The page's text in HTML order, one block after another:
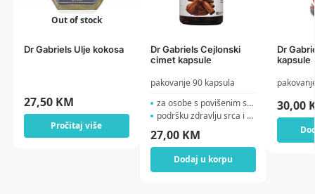
Out of stock
Dr Gabriels Ulje kokosa
27,50 KM
Pročitaj više
Dr Gabriels Cejlonski
cimet kapsule
pakovanje 90 kapsula
za osobe s povišenim sec...
podršku zdravlju srca i ...
27,00 KM
Dodaj u korpu
Dr
kapsule
30,00